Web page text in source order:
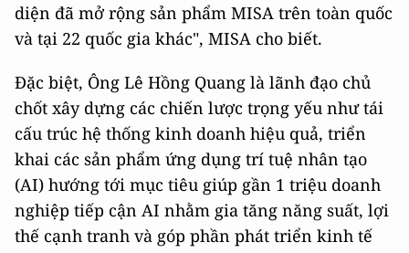
diện đã mở rộng sản phẩm MISA trên toàn quốc
và tại 22 quốc gia khác", MISA cho biết.
Đặc biệt, Ông Lê Hồng Quang là lãnh đạo chủ
chốt xây dựng các chiến lược trọng yếu như tái
cấu trúc hệ thống kinh doanh hiệu quả, triển
khai các sản phẩm ứng dụng trí tuệ nhân tạo
(AI) hướng tới mục tiêu giúp gần 1 triệu doanh
nghiệp tiếp cận AI nhằm gia tăng năng suất, lợi
thế cạnh tranh và góp phần phát triển kinh tế